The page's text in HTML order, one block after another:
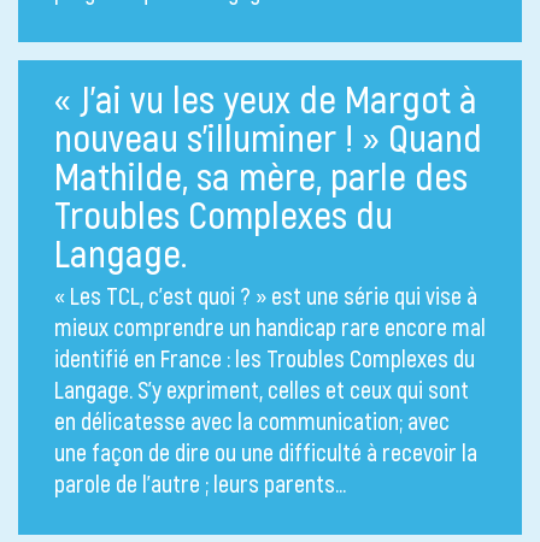
« J’ai vu les yeux de Margot à
nouveau s’illuminer ! » Quand
Mathilde, sa mère, parle des
Troubles Complexes du
Langage.
« Les TCL, c’est quoi ? » est une série qui vise à
mieux comprendre un handicap rare encore mal
identifié en France : les Troubles Complexes du
Langage. S’y expriment, celles et ceux qui sont
en délicatesse avec la communication; avec
une façon de dire ou une difficulté à recevoir la
parole de l’autre ; leurs parents…